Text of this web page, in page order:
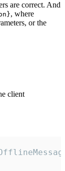
are correct. And
, where
or the
client